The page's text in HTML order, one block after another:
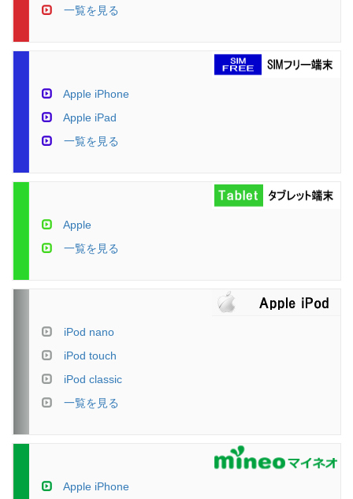
一覧を見る
Apple iPhone
Apple iPad
一覧を見る
Apple
一覧を見る
iPod nano
iPod touch
iPod classic
一覧を見る
Apple iPhone